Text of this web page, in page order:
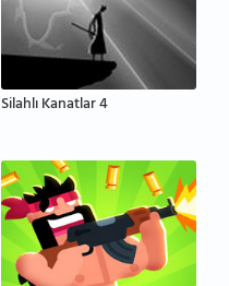
Silahlı Kanatlar 4